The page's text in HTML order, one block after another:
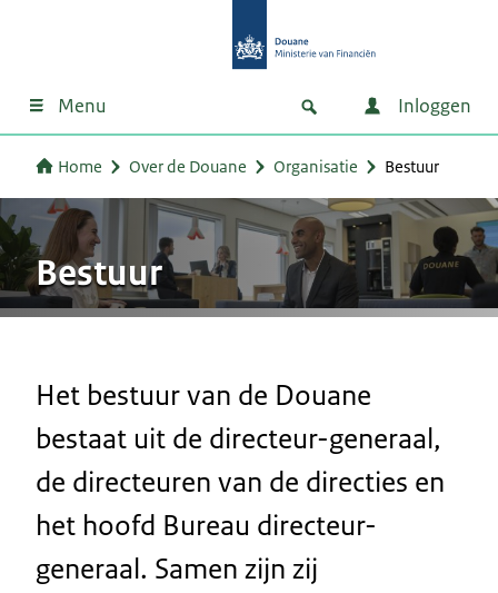
Menu Inloggen
Home Over de Douane Organisatie Bestuur
Bestuur
Het bestuur van de Douane
bestaat uit de directeur-generaal,
de directeuren van de directies en
het hoofd Bureau directeur-
generaal. Samen zijn zij